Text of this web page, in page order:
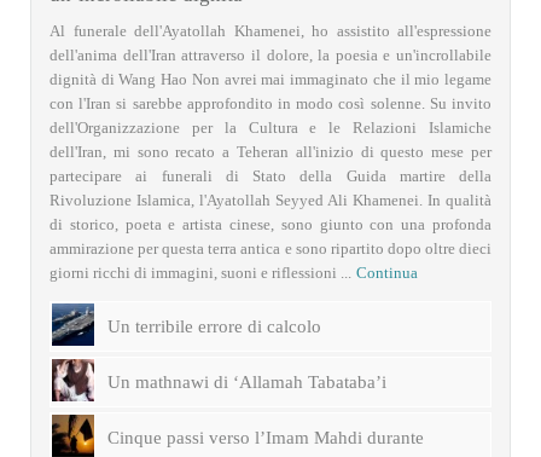
Al funerale dell'Ayatollah Khamenei, ho assistito all'espressione
dell'anima dell'Iran attraverso il dolore, la poesia e un'incrollabile
dignità di Wang Hao Non avrei mai immaginato che il mio legame
con l'Iran si sarebbe approfondito in modo così solenne. Su invito
dell'Organizzazione per la Cultura e le Relazioni Islamiche
dell'Iran, mi sono recato a Teheran all'inizio di questo mese per
partecipare ai funerali di Stato della Guida martire della
Rivoluzione Islamica, l'Ayatollah Seyyed Ali Khamenei. In qualità
di storico, poeta e artista cinese, sono giunto con una profonda
ammirazione per questa terra antica e sono ripartito dopo oltre dieci
giorni ricchi di immagini, suoni e riflessioni ...
Continua
Un terribile errore di calcolo
Un mathnawi di ‘Allamah Tabataba’i
Cinque passi verso l’Imam Mahdi durante